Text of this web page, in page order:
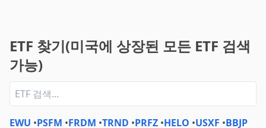
ETF 찾기(미국에 상장된 모든 ETF 검색
가능)
EWU •PSFM •FRDM •TRND •PRFZ •HELO •USXF •BBJP